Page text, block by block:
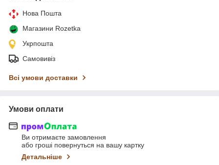
Нова Пошта
Магазини Rozetka
Укрпошта
Самовивіз
Всі умови доставки
Умови оплати
Ви отримаєте замовлення
або гроші повернуться на вашу картку
Детальніше